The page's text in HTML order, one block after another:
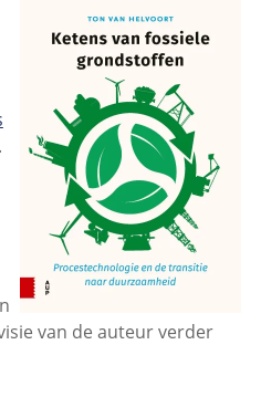
.
van de auteur verder